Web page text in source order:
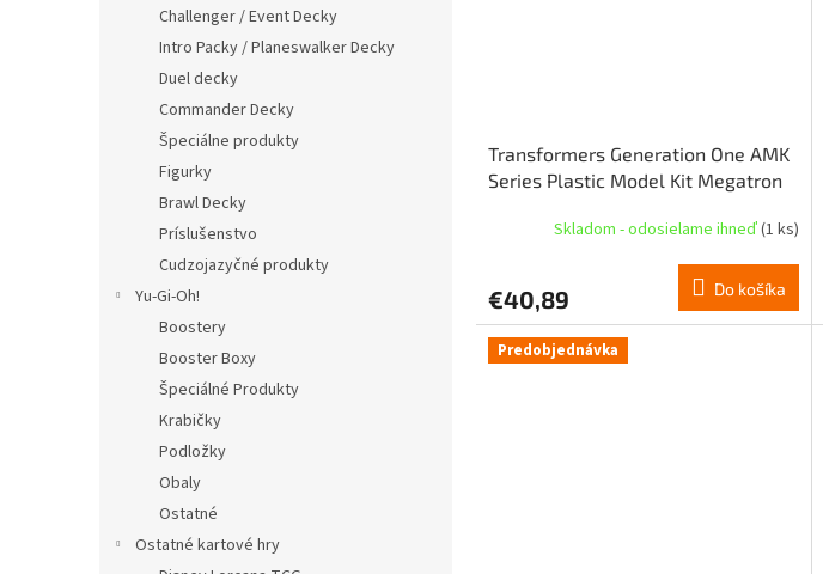
Challenger / Event Decky
Intro Packy / Planeswalker Decky
Duel decky
Commander Decky
Špeciálne produkty
Figurky
Brawl Decky
Príslušenstvo
Cudzojazyčné produkty
Yu-Gi-Oh!
Boostery
Booster Boxy
Špeciálné Produkty
Krabičky
Podložky
Obaly
Ostatné
Ostatné kartové hry
Transformers Generation One AMK
Series Plastic Model Kit Megatron
Skladom - odosielame ihneď(1 ks)
€40,89 Do košíka
Predobjednávka